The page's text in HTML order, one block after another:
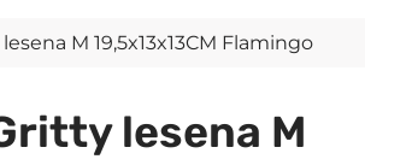
M 19,5x13x13CM Flamingo
lesena M